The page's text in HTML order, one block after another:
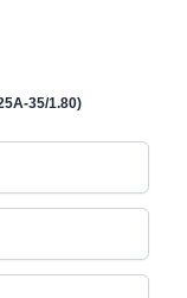
35/1.80)